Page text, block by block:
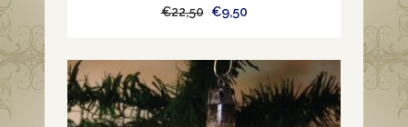
quantity
€22,50 Oorspronkelijke
was:
€22,50.
€9,50Huidige
is:
€9,50.